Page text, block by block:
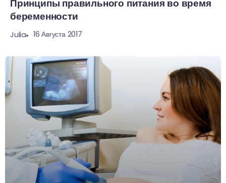
Принципы правильного питания во время
беременности
Julia 16 Августа 2017